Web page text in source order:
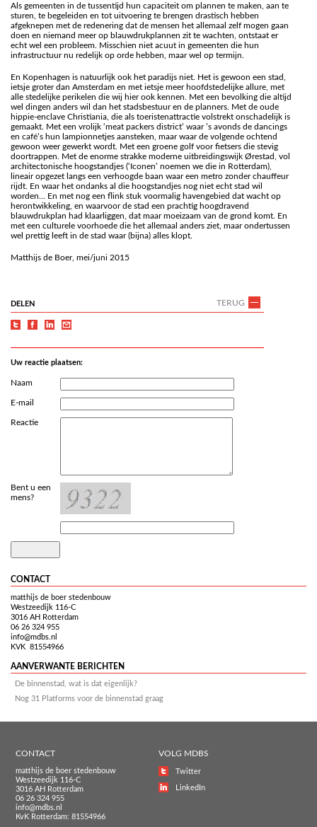
Als gemeenten in de tussentijd hun capaciteit om plannen te maken, aan te
sturen, te begeleiden en tot uitvoering te brengen drastisch hebben
afgeknepen met de redenering dat de mensen het allemaal zelf mogen gaan
doen en niemand meer op blauwdrukplannen zit te wachten, ontstaat er
echt wel een probleem. Misschien niet acuut in gemeenten die hun
infrastructuur nu redelijk op orde hebben, maar wel op termijn.
En Kopenhagen is natuurlijk ook het paradijs niet. Het is gewoon een stad,
ietsje groter dan Amsterdam en met ietsje meer hoofdstedelijke allure, met
alle stedelijke perikelen die wij hier ook kennen. Met een bevolking die altijd
wel dingen anders wil dan het stadsbestuur en de planners. Met de oude
hippie-enclave Christiania, die als toeristenattractie volstrekt onschadelijk is
gemaakt. Met een vrolijk ‘meat packers district’ waar ’s avonds de dancings
en café’s hun lampionnetjes aansteken, maar waar de volgende ochtend
gewoon weer gewerkt wordt. Met een groene golf voor fietsers die stevig
doortrappen. Met de enorme strakke moderne uitbreidingswijk Ørestad, vol
architectonische hoogstandjes (‘Iconen’ noemen we die in Rotterdam),
lineair opgezet langs een verhoogde baan waar een metro zonder chauffeur
rijdt. En waar het ondanks al die hoogstandjes nog niet echt stad wil
worden... En met nog een flink stuk voormalig havengebied dat wacht op
herontwikkeling, en waarvoor de stad een prachtig hoogdravend
blauwdrukplan had klaarliggen, dat maar moeizaam van de grond komt. En
met een culturele voorhoede die het allemaal anders ziet, maar ondertussen
wel prettig leeft in de stad waar (bijna) alles klopt.
Matthijs de Boer, mei/juni 2015
TERUG
DELEN
Uw reactie plaatsen:
Naam
E-mail
Reactie
Bent u een
mens?
CONTACT
matthijs de boer stedenbouw
Westzeedijk 116-C
3016 AH Rotterdam
06 26 324 955
info@mdbs.nl
KVK 81554966
AANVERWANTE BERICHTEN
De binnenstad, wat is dat eigenlijk?
Nog 31 Platforms voor de binnenstad graag
CONTACT
matthijs de boer stedenbouw
Westzeedijk 116-C
3016 AH Rotterdam
06 26 324 955
info@mdbs.nl
KvK Rotterdam: 81554966
VOLG MDBS
Twitter
LinkedIn